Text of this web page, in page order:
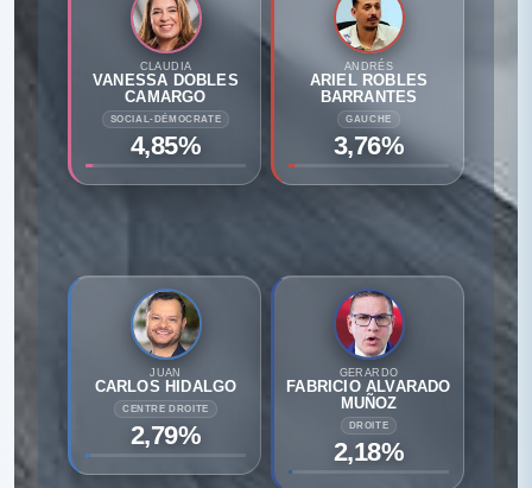
CLAUDIA
VANESSA DOBLES
CAMARGO
SOCIAL-DÉMOCRATE
4,85%
ANDRÉS
ARIEL ROBLES
BARRANTES
GAUCHE
3,76%
JUAN
CARLOS HIDALGO
CENTRE DROITE
2,79%
GERARDO
FABRICIO ALVARADO
MUÑOZ
DROITE
2,18%